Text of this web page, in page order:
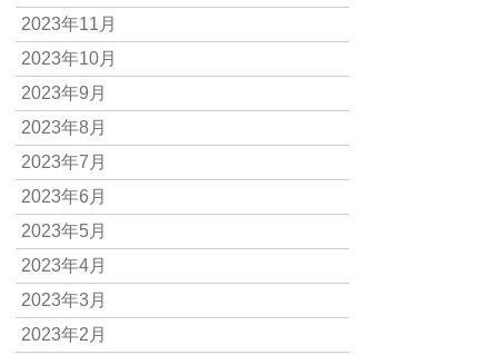
2023年11月
2023年10月
2023年9月
2023年8月
2023年7月
2023年6月
2023年5月
2023年4月
2023年3月
2023年2月